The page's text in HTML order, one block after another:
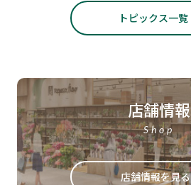
トピックス一覧
店舗情報
Shop
店舗情報を見る